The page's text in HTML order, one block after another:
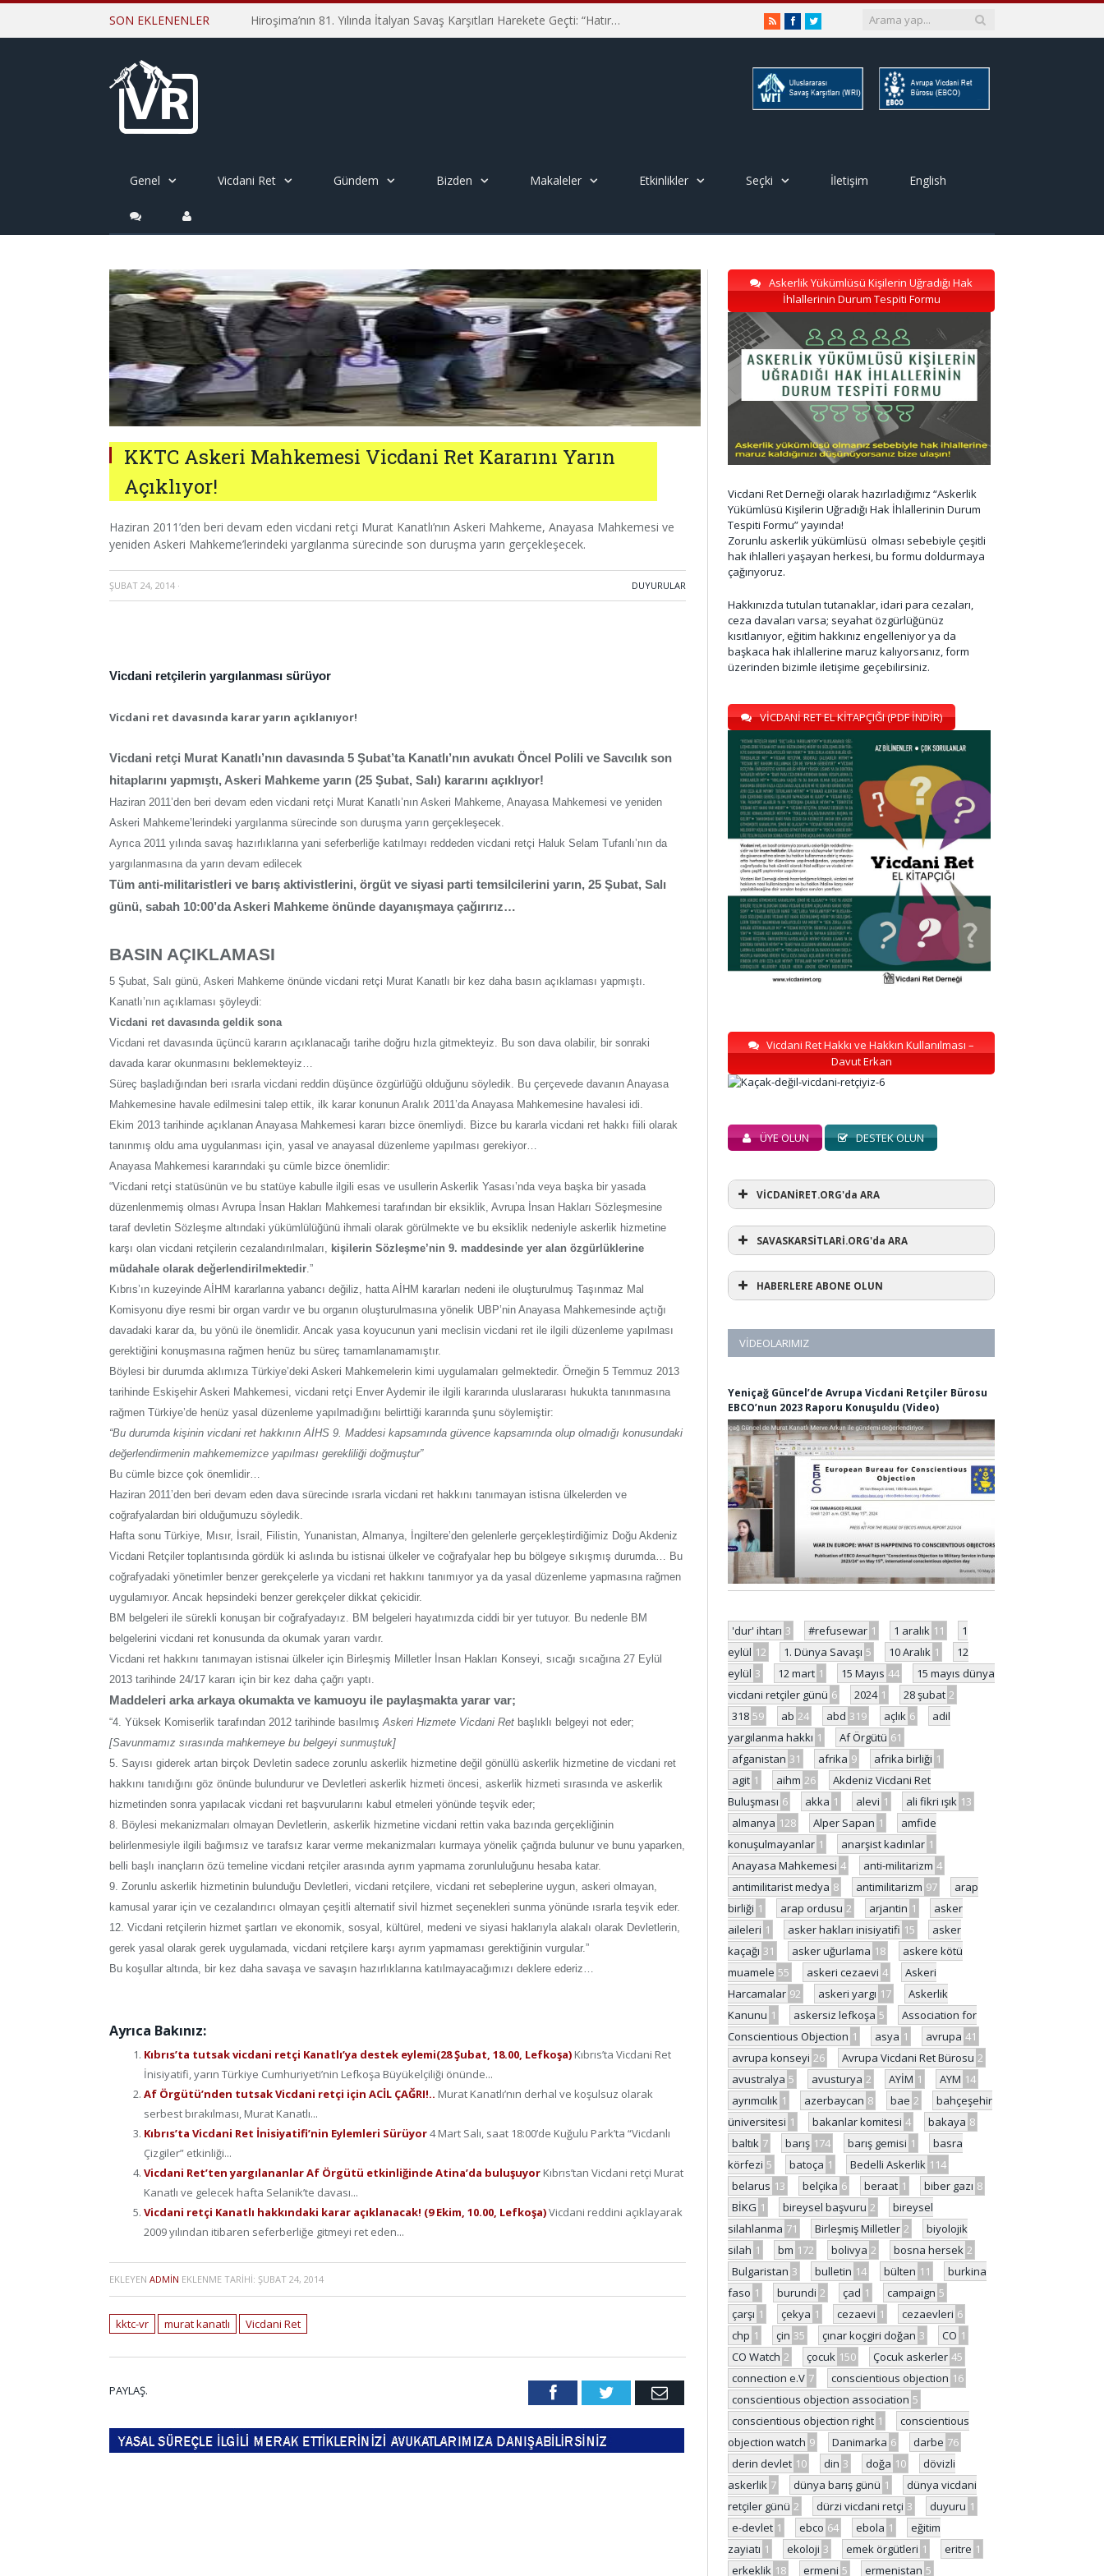
SON EKLENENLER Hiroşima’nın 81. Yılında İtalyan Savaş Karşıtları Harekete Geçti: “Hatırlamak yeterli değil” RSSFacebookTwitter
Genel Vicdani Ret Gündem Bizden Makaleler Etkinlikler Seçki İletişim English
KKTC Askeri Mahkemesi Vicdani Ret Kararını Yarın
Açıklıyor!
Haziran 2011’den beri devam eden vicdani retçi Murat Kanatlı’nın Askeri Mahkeme, Anayasa Mahkemesi ve
yeniden Askeri Mahkeme’lerindeki yargılanma sürecinde son duruşma yarın gerçekleşecek.
ŞUBAT 24, 2014 · DUYURULAR
Vicdani retçilerin yargılanması sürüyor
Vicdani ret davasında karar yarın açıklanıyor!
Vicdani retçi Murat Kanatlı’nın davasında 5 Şubat’ta Kanatlı’nın avukatı Öncel Polili ve Savcılık son
hitaplarını yapmıştı, Askeri Mahkeme yarın (25 Şubat, Salı) kararını açıklıyor!
Haziran 2011’den beri devam eden vicdani retçi Murat Kanatlı’nın Askeri Mahkeme, Anayasa Mahkemesi ve yeniden
Askeri Mahkeme’lerindeki yargılanma sürecinde son duruşma yarın gerçekleşecek.
Ayrıca 2011 yılında savaş hazırlıklarına yani seferberliğe katılmayı reddeden vicdani retçi Haluk Selam Tufanlı’nın da
yargılanmasına da yarın devam edilecek
Tüm anti-militaristleri ve barış aktivistlerini, örgüt ve siyasi parti temsilcilerini yarın, 25 Şubat, Salı
günü, sabah 10:00’da Askeri Mahkeme önünde dayanışmaya çağırırız…
BASIN AÇIKLAMASI
5 Şubat, Salı günü, Askeri Mahkeme önünde vicdani retçi Murat Kanatlı bir kez daha basın açıklaması yapmıştı.
Kanatlı’nın açıklaması şöyleydi:
Vicdani ret davasında geldik sona
Vicdani ret davasında üçüncü kararın açıklanacağı tarihe doğru hızla gitmekteyiz. Bu son dava olabilir, bir sonraki
davada karar okunmasını beklemekteyiz…
Süreç başladığından beri ısrarla vicdani reddin düşünce özgürlüğü olduğunu söyledik. Bu çerçevede davanın Anayasa
Mahkemesine havale edilmesini talep ettik, ilk karar konunun Aralık 2011’da Anayasa Mahkemesine havalesi idi.
Ekim 2013 tarihinde açıklanan Anayasa Mahkemesi kararı bizce önemliydi. Bizce bu kararla vicdani ret hakkı fiili olarak
tanınmış oldu ama uygulanması için, yasal ve anayasal düzenleme yapılması gerekiyor…
Anayasa Mahkemesi kararındaki şu cümle bizce önemlidir:
“Vicdani retçi statüsünün ve bu statüye kabulle ilgili esas ve usullerin Askerlik Yasası’nda veya başka bir yasada
düzenlenmemiş olması Avrupa İnsan Hakları Mahkemesi tarafından bir eksiklik, Avrupa İnsan Hakları Sözleşmesine
taraf devletin Sözleşme altındaki yükümlülüğünü ihmali olarak görülmekte ve bu eksiklik nedeniyle askerlik hizmetine
karşı olan vicdani retçilerin cezalandırılmaları, kişilerin Sözleşme’nin 9. maddesinde yer alan özgürlüklerine
müdahale olarak değerlendirilmektedir.”
Kıbrıs’ın kuzeyinde AİHM kararlarına yabancı değiliz, hatta AİHM kararları nedeni ile oluşturulmuş Taşınmaz Mal
Komisyonu diye resmi bir organ vardır ve bu organın oluşturulmasına yönelik UBP’nin Anayasa Mahkemesinde açtığı
davadaki karar da, bu yönü ile önemlidir. Ancak yasa koyucunun yani meclisin vicdani ret ile ilgili düzenleme yapılması
gerektiğini konuşmasına rağmen henüz bu süreç tamamlanamamıştır.
Böylesi bir durumda aklımıza Türkiye’deki Askeri Mahkemelerin kimi uygulamaları gelmektedir. Örneğin 5 Temmuz 2013
tarihinde Eskişehir Askeri Mahkemesi, vicdani retçi Enver Aydemir ile ilgili kararında uluslararası hukukta tanınmasına
rağmen Türkiye’de henüz yasal düzenleme yapılmadığını belirttiği kararında şunu söylemiştir:
“Bu durumda kişinin vicdani ret hakkının AİHS 9. Maddesi kapsamında güvence kapsamında olup olmadığı konusundaki
değerlendirmenin mahkememizce yapılması gerekliliği doğmuştur”
Bu cümle bizce çok önemlidir…
Haziran 2011’den beri devam eden dava sürecinde ısrarla vicdani ret hakkını tanımayan istisna ülkelerden ve
coğrafyalardan biri olduğumuzu söyledik.
Hafta sonu Türkiye, Mısır, İsrail, Filistin, Yunanistan, Almanya, İngiltere’den gelenlerle gerçekleştirdiğimiz Doğu Akdeniz
Vicdani Retçiler toplantısında gördük ki aslında bu istisnai ülkeler ve coğrafyalar hep bu bölgeye sıkışmış durumda… Bu
coğrafyadaki yönetimler benzer gerekçelerle ya vicdani ret hakkını tanımıyor ya da yasal düzenleme yapmasına rağmen
uygulamıyor. Ancak hepsindeki benzer gerekçeler dikkat çekicidir.
BM belgeleri ile sürekli konuşan bir coğrafyadayız. BM belgeleri hayatımızda ciddi bir yer tutuyor. Bu nedenle BM
belgelerini vicdani ret konusunda da okumak yararı vardır.
Vicdani ret hakkını tanımayan istisnai ülkeler için Birleşmiş Milletler İnsan Hakları Konseyi, sıcağı sıcağına 27 Eylül
2013 tarihinde 24/17 kararı için bir kez daha çağrı yaptı.
Maddeleri arka arkaya okumakta ve kamuoyu ile paylaşmakta yarar var;
“4. Yüksek Komiserlik tarafından 2012 tarihinde basılmış Askeri Hizmete Vicdani Ret başlıklı belgeyi not eder;
[Savunmamız sırasında mahkemeye bu belgeyi sunmuştuk]
5. Sayısı giderek artan birçok Devletin sadece zorunlu askerlik hizmetine değil gönüllü askerlik hizmetine de vicdani ret
hakkını tanıdığını göz önünde bulundurur ve Devletleri askerlik hizmeti öncesi, askerlik hizmeti sırasında ve askerlik
hizmetinden sonra yapılacak vicdani ret başvurularını kabul etmeleri yönünde teşvik eder;
8. Böylesi mekanizmaları olmayan Devletlerin, askerlik hizmetine vicdani rettin vaka bazında gerçekliğinin
belirlenmesiyle ilgili bağımsız ve tarafsız karar verme mekanizmaları kurmaya yönelik çağrıda bulunur ve bunu yaparken,
belli başlı inançların özü temeline vicdani retçiler arasında ayrım yapmama zorunluluğunu hesaba katar.
9. Zorunlu askerlik hizmetinin bulunduğu Devletleri, vicdani retçilere, vicdani ret sebeplerine uygun, askeri olmayan,
kamusal yarar için ve cezalandırıcı olmayan çeşitli alternatif sivil hizmet seçenekleri sunma yönünde ısrarla teşvik eder.
12. Vicdani retçilerin hizmet şartları ve ekonomik, sosyal, kültürel, medeni ve siyasi haklarıyla alakalı olarak Devletlerin,
gerek yasal olarak gerek uygulamada, vicdani retçilere karşı ayrım yapmaması gerektiğinin vurgular.”
Bu koşullar altında, bir kez daha savaşa ve savaşın hazırlıklarına katılmayacağımızı deklere ederiz…
Ayrıca Bakınız:
Kıbrıs’ta tutsak vicdani retçi Kanatlı’ya destek eylemi(28 Şubat, 18.00, Lefkoşa) Kıbrıs’ta Vicdani Ret
İnisiyatifi, yarın Türkiye Cumhuriyeti’nin Lefkoşa Büyükelçiliği önünde...
Af Örgütü’nden tutsak Vicdani retçi için ACİL ÇAĞRI!.. Murat Kanatlı’nın derhal ve koşulsuz olarak
serbest bırakılması, Murat Kanatlı...
Kıbrıs’ta Vicdani Ret İnisiyatifi’nin Eylemleri Sürüyor4 Mart Salı, saat 18:00’de Kuğulu Park’ta “Vicdanlı
Çizgiler” etkinliği...
Vicdani Ret’ten yargılananlar Af Örgütü etkinliğinde Atina’da buluşuyor Kıbrıs’tan Vicdani retçi Murat
Kanatlı ve gelecek hafta Selanik’te davası...
Vicdani retçi Kanatlı hakkındaki karar açıklanacak! (9 Ekim, 10.00, Lefkoşa)Vicdani reddini açıklayarak
2009 yılından itibaren seferberliğe gitmeyi ret eden...
EKLEYEN ADMIN EKLENME TARIHI: ŞUBAT 24, 2014
kktc-vr murat kanatlı Vicdani Ret
PAYLAŞ. FacebookTwitter Email
Askerlik Yükümlüsü Kişilerin Uğradığı Hak
İhlallerinin Durum Tespiti Formu
Vicdani Ret Derneği olarak hazırladığımız “Askerlik
Yükümlüsü Kişilerin Uğradığı Hak İhlallerinin Durum
Tespiti Formu” yayında!
Zorunlu askerlik yükümlüsü olması sebebiyle çeşitli
hak ihlalleri yaşayan herkesi, bu formu doldurmaya
çağırıyoruz.
Hakkınızda tutulan tutanaklar, idari para cezaları,
ceza davaları varsa; seyahat özgürlüğünüz
kısıtlanıyor, eğitim hakkınız engelleniyor ya da
başkaca hak ihlallerine maruz kalıyorsanız, form
üzerinden bizimle iletişime geçebilirsiniz.
VİCDANİ RET EL KİTAPÇIĞI (PDF İNDİR)
Vicdani Ret Hakkı ve Hakkın Kullanılması –
Davut Erkan
ÜYE OLUN DESTEK OLUN
VİCDANİRET.ORG'da ARA
SAVASKARSİTLARİ.ORG'da ARA
HABERLERE ABONE OLUN
VIDEOLARIMIZ
Yeniçağ Güncel’de Avrupa Vicdani Retçiler Bürosu
EBCO’nun 2023 Raporu Konuşuldu (Video)
'dur' ihtarı 3 #refusewar 1 1 aralık 11
1
eylül 12 1. Dünya Savaşı 5 10 Aralık 1
12
eylül 3 12 mart 1 15 Mayıs 44
15 mayıs dünya
vicdani retçiler günü 6 2024 1 28 şubat 2
318 59 ab 24 abd 319 açlık 6
adil
yargılanma hakkı 1 Af Örgütü 61
afganistan 31 afrika 9 afrika birliği 1
agit 1 aihm 26
Akdeniz Vicdani Ret
Buluşması 6 akka 1 alevi 1 ali fikri ışık 13
almanya 128 Alper Sapan 1
amfide
konuşulmayanlar 1 anarşist kadınlar 1
Anayasa Mahkemesi 4 anti-militarizm 4
antimilitarist medya 8 antimilitarizm 97
arap
birliği 1 arap ordusu 2 arjantin 1
asker
aileleri 1 asker hakları inisiyatifi 15
asker
kaçağı 31 asker uğurlama 18
askere kötü
muamele 55 askeri cezaevi 4
Askeri
Harcamalar 92 askeri yargı 17
Askerlik
Kanunu 1 askersiz lefkoşa 5
Association for
Conscientious Objection 1 asya 1 avrupa 41
avrupa konseyi 26 Avrupa Vicdani Ret Bürosu 2
avustralya 5 avusturya 2 AYİM 1 AYM 14
ayrımcılık 1 azerbaycan 8 bae 2
bahçeşehir
üniversitesi 1 bakanlar komitesi 4 bakaya 8
baltık 7 barış 174 barış gemisi 1
basra
körfezi 5 batoça 1 Bedelli Askerlik 114
belarus 13 belçika 6 beraat 1 biber gazı 8
BİKG 1 bireysel başvuru 2
bireysel
silahlanma 71 Birleşmiş Milletler 2
biyolojik
silah 1 bm 172 bolivya 2 bosna hersek 2
Bulgaristan 3 bulletin 14 bülten 11
burkina
faso 1 burundi 2 çad 1 campaign 5
çarşı 1 çekya 1 cezaevi 1 cezaevleri 6
chp 1 çin 35 çınar koçgiri doğan 3 CO 1
CO Watch 2 çocuk 150 Çocuk askerler 45
connection e.V 7 conscientious objection 16
conscientious objection association 5
conscientious objection right 1
conscientious
objection watch 9 Danimarka 6 darbe 76
derin devlet 10 din 3 doğa 10
dövizli
askerlik 7 dünya barış günü 1
dünya vicdani
retçiler günü 2 dürzi vicdani retçi 3 duyuru 1
e-devlet 1 ebco 64 ebola 1
eğitim
zayiatı 1 ekoloji 3 emek örgütleri 1 eritre 1
erkeklik 18 ermeni 5 ermenistan 5